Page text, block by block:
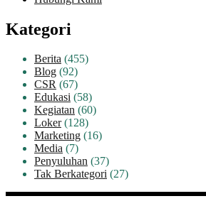
Kategori
Berita (455)
Blog (92)
CSR (67)
Edukasi (58)
Kegiatan (60)
Loker(128)
Marketing (16)
Media (7)
Penyuluhan (37)
Tak Berkategori (27)